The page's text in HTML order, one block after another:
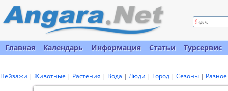
Главная Календарь Информация Статьи Турсервис
Пейзажи | Животные | Растения | Вода | Люди | Город | Сезоны | Разное